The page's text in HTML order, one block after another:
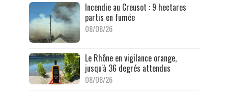
Incendie au Creusot : 9 hectares
partis en fumée
08/08/26
Le Rhône en vigilance orange,
jusqu'à 36 degrés attendus
08/08/26